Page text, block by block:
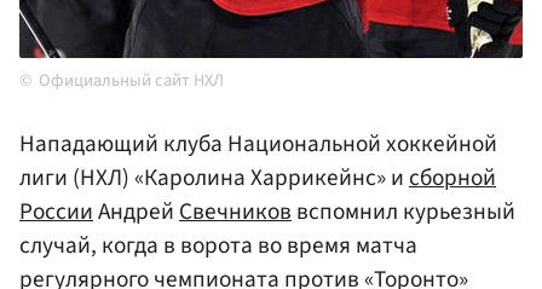
Официальный сайт НХЛ
Нападающий клуба Национальной хоккейной
лиги (НХЛ) «Каролина Харрикейнс» исборной
РоссииАндрейСвечниковвспомнил курьезный
случай, когда в ворота во время матча
регулярного чемпионата против «Торонто»